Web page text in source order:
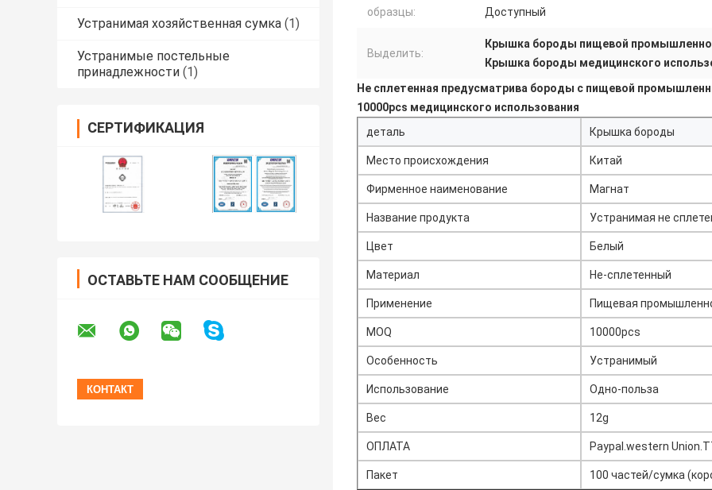
Устранимая хозяйственная сумка (1)
Устранимые постельные
принадлежности (1)
СЕРТИФИКАЦИЯ
ОСТАВЬТЕ НАМ СООБЩЕНИЕ
образцы: Доступный
Выделить:
Крышка бороды пищевой
Крышка бороды медицинского
Не сплетенная предусматрива бороды с пищевой
10000pcs медицинского использования
деталь
Крышка бороды
Место происхождения Китай
Фирменное наименование Магнат
Название продукта Устранимая не
Цвет Белый
Материал Не-сплетенный
Применение Пищевая
MOQ 10000pcs
Особенность Устранимый
Использование Одно-польза
Вес 12g
ОПЛАТА Paypal.western
Пакет 100 частей/сумка